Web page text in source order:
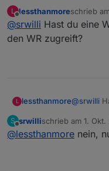
L
Offline
lessthanmoreschrieb
zuletzt
@srwilli Hast du eine
den WR zugreift?
L lessthanmore@srwilli
S
Offline
srwillischrieb am 1. Okt.
zuletzt editiert von
@lessthanmore nein,